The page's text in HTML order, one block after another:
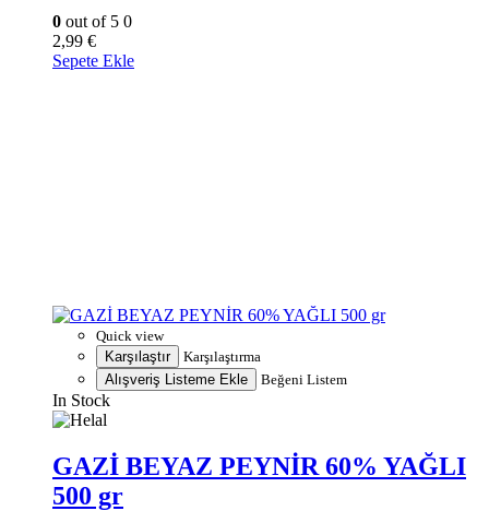
0 out of 5 0
2,99 €
Sepete Ekle
Quick view
Karşılaştır
Karşılaştırma
Alışveriş Listeme Ekle
Beğeni Listem
In Stock
GAZİ BEYAZ PEYNİR 60% YAĞLI
500 gr